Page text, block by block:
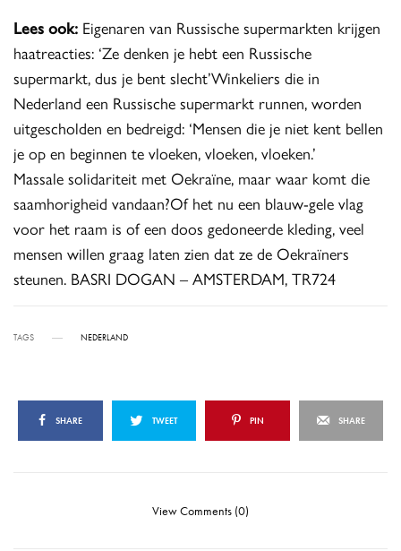
Lees ook: Eigenaren van Russische supermarkten krijgen
haatreacties: ‘Ze denken je hebt een Russische
supermarkt, dus je bent slecht’Winkeliers die in
Nederland een Russische supermarkt runnen, worden
uitgescholden en bedreigd: ‘Mensen die je niet kent bellen
je op en beginnen te vloeken, vloeken, vloeken.’
Massale solidariteit met Oekraïne, maar waar komt die
saamhorigheid vandaan?Of het nu een blauw-gele vlag
voor het raam is of een doos gedoneerde kleding, veel
mensen willen graag laten zien dat ze de Oekraïners
steunen. BASRI DOGAN – AMSTERDAM, TR724
TAGS NEDERLAND
SHARE TWEET PIN SHARE
View Comments (0)